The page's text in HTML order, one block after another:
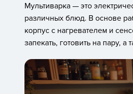
Мультиварка — это
различных блюд. В основе
корпус с нагревателем и
запекать, готовить на пару,